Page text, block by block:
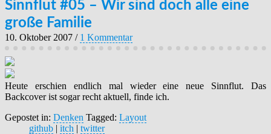
Sinnflut #05 – Wir sind doch alle eine
große Familie
10. Oktober 2007 / 1 Kommentar
Heute erschien endlich mal wieder eine neue Sinnflut. Das
Backcover ist sogar recht aktuell, finde ich.
Gepostet in: Denken Tagged: Layout
github | itch | twitter